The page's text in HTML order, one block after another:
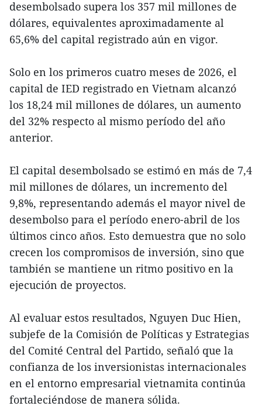
desembolsado supera los 357 mil millones de
dólares, equivalentes aproximadamente al
65,6% del capital registrado aún en vigor.
Solo en los primeros cuatro meses de 2026, el
capital de IED registrado en Vietnam alcanzó
los 18,24 mil millones de dólares, un aumento
del 32% respecto al mismo período del año
anterior.
El capital desembolsado se estimó en más de 7,4
mil millones de dólares, un incremento del
9,8%, representando además el mayor nivel de
desembolso para el período enero-abril de los
últimos cinco años. Esto demuestra que no solo
crecen los compromisos de inversión, sino que
también se mantiene un ritmo positivo en la
ejecución de proyectos.
Al evaluar estos resultados, Nguyen Duc Hien,
subjefe de la Comisión de Políticas y Estrategias
del Comité Central del Partido, señaló que la
confianza de los inversionistas internacionales
en el entorno empresarial vietnamita continúa
fortaleciéndose de manera sólida.